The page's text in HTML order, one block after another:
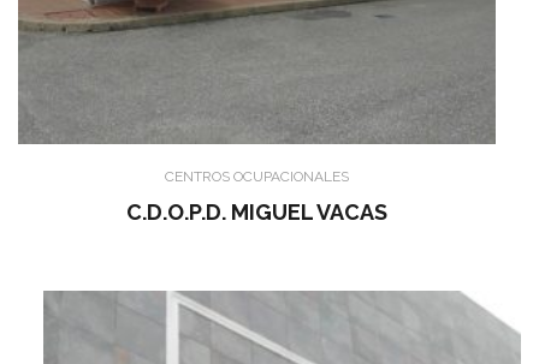
CENTROS OCUPACIONALES
C.D.O.P.D. MIGUEL VACAS